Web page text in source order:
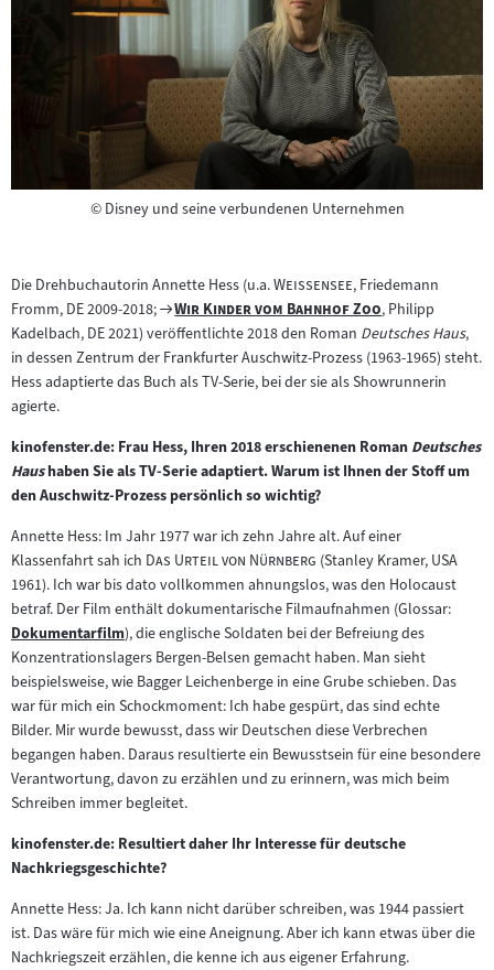
©Copyright
Disney und seine verbundenen Unternehmen
Die Drehbuchautorin Annette Hess (u.a."
Weissensee", Friedemann
Fromm, DE 2009-2018;
Zum
Filmarchiv:
"
Wir Kinder vom Bahnhof Zoo"
, Philipp
Kadelbach, DE 2021) veröffentlichte 2018 den Roman Deutsches Haus,
in dessen Zentrum der Frankfurter Auschwitz-Prozess (1963-1965) steht.
Hess adaptierte das Buch als TV-Serie, bei der sie als Showrunnerin
agierte.
kinofenster.de: Frau Hess, Ihren 2018 erschienenen Roman Deutsches
Haushaben Sie als TV-Serie adaptiert. Warum ist Ihnen der Stoff um
den Auschwitz-Prozess persönlich so wichtig?
Annette Hess: Im Jahr 1977 war ich zehn Jahre alt. Auf einer
Klassenfahrt sah ich "Das Urteil von Nürnberg "(Stanley Kramer, USA
1961). Ich war bis dato vollkommen ahnungslos, was den Holocaust
betraf. Der Film enthält dokumentarische Filmaufnahmen (Glossar:
Zum
Inhalt:
Dokumentarfilm), die englische Soldaten bei der Befreiung des
Konzentrationslagers Bergen-Belsen gemacht haben. Man sieht
beispielsweise, wie Bagger Leichenberge in eine Grube schieben. Das
war für mich ein Schockmoment: Ich habe gespürt, das sind echte
Bilder. Mir wurde bewusst, dass wir Deutschen diese Verbrechen
begangen haben. Daraus resultierte ein Bewusstsein für eine besondere
Verantwortung, davon zu erzählen und zu erinnern, was mich beim
Schreiben immer begleitet.
kinofenster.de: Resultiert daher Ihr Interesse für deutsche
Nachkriegsgeschichte?
Annette Hess: Ja. Ich kann nicht darüber schreiben, was 1944 passiert
ist. Das wäre für mich wie eine Aneignung. Aber ich kann etwas über die
Nachkriegszeit erzählen, die kenne ich aus eigener Erfahrung.